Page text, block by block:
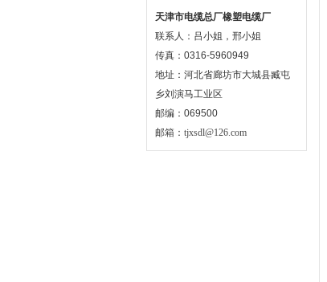
天津市电缆总厂橡塑电缆厂
联系人：吕小姐，邢小姐
传真：0316-5960949
地址：河北省廊坊市大城县臧屯
乡刘演马工业区
邮编：069500
邮箱： tjxsdl@126.com